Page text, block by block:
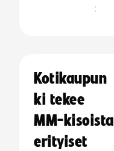
:
Kotikaupun
ki tekee
MM-kisoista
erityiset